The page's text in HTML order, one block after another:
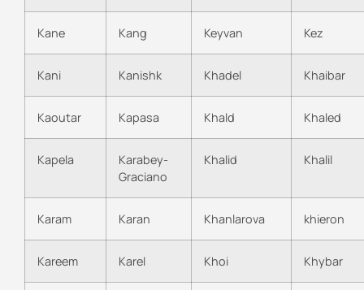
Kane Kang Keyvan Kez
Kani Kanishk Khadel Khaibar
Kaoutar Kapasa Khald Khaled
Kapela
Karabey-
Graciano
Khalid Khalil
Karam Karan Khanlarova khieron
Kareem Karel Khoi Khybar